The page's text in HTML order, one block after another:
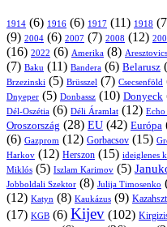
1914 (6) 1916 (6) 1917 (11) 1918
(9) 2004 (6) 2007 (7) 2008 (12)
(16) 2022 (6) Amerika (8) Aresztovics
(7) Baku (11) Bandera (6) Belarusz
Brzezinski (5) Brüsszel (7) Csecsenföld
Dnyeper (5) Donbassz (10) Donyeck
Dél-Oszétia (6) Déli Áramlat (12)
Oroszország (28) EU (42) Európa
(6) Gazprom (12) Gorbacsov (15)
Harkov (12) Herszon (15) ideiglenes
Miklós (5) Iszlam Karimov (5)
Jobboldali Szektor (8) Julija Timosenko
(12) Katyn (8) Kaukázus (9)
(17) KGB (6) Kijev (102)